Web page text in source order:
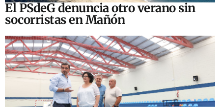
El PSdeG denuncia otro verano sin
socorristas en Mañón